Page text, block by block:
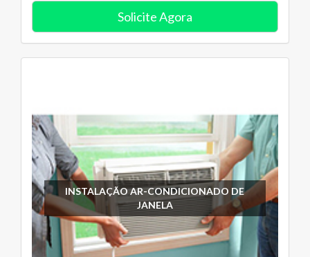
Solicite Agora
INSTALAÇÃO AR-CONDICIONADO DE
JANELA